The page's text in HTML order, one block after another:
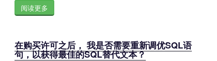
阅读更多
在购买许可之后， 我是否需要重新调优SQL语
句，以获得最佳的SQL替代文本？